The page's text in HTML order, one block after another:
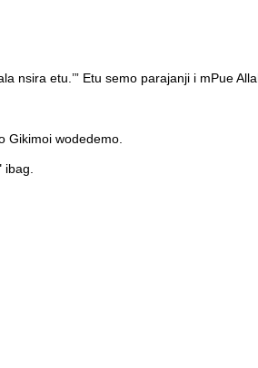
nsira etu.’” Etu semo parajanji i mPue
Gikimoi wodedemo.